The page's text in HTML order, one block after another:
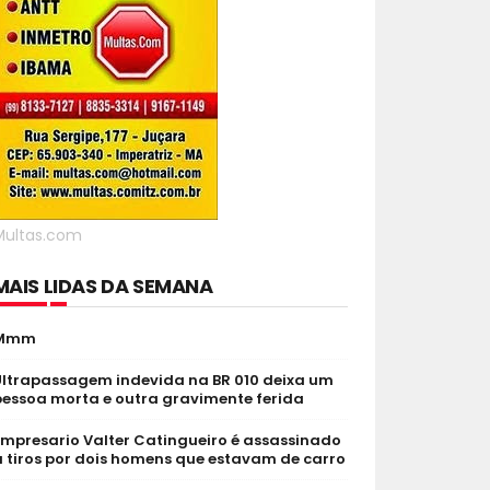
LIDAS DA SEMANA
indevida na BR 010 deixa um
morta e outra gravimente ferida
Valter Catingueiro é assassinado
tiros por dois homens que estavam de carro